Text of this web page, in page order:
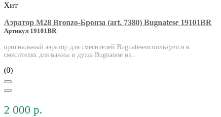
Хит
Аэратор М28 Bronzo-Бронза (art. 7380) Bugnatese 19101BR
Артикул 19101BR
оригнальный аэратор для смесителей Bugnateseиспользуется в
смесителях для ванны и душа Bugnatese из..
(0)
2 000 р.